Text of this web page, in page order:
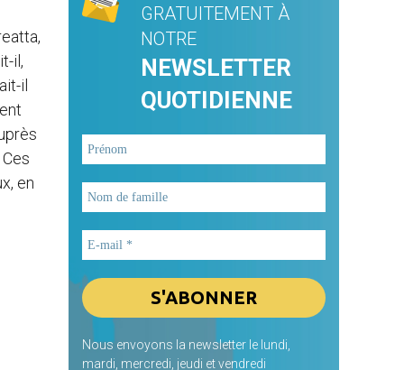
il,
il
en
GRATUITEMENT À
NOTRE
NEWSLETTER
QUOTIDIENNE
Nous envoyons la newsletter le lundi,
mardi, mercredi, jeudi et vendredi